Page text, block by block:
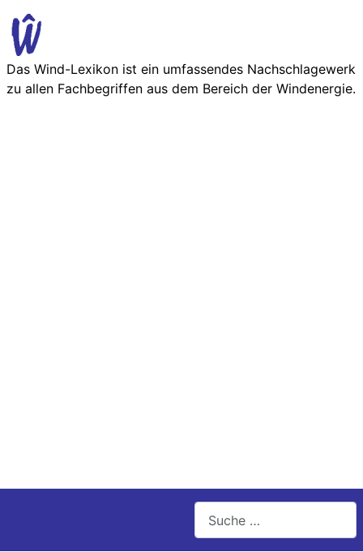
Das Wind-Lexikon ist ein umfassendes Nachschlage­werk
zu allen Fachbegriffen aus dem Bereich der Wind­energie.